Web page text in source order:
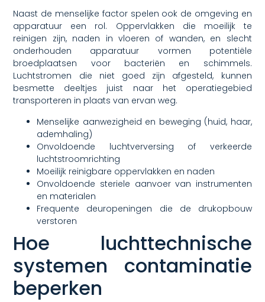
Naast de menselijke factor spelen ook de omgeving en
apparatuur een rol. Oppervlakken die moeilijk te
reinigen zijn, naden in vloeren of wanden, en slecht
onderhouden apparatuur vormen potentiële
broedplaatsen voor bacteriën en schimmels.
Luchtstromen die niet goed zijn afgesteld, kunnen
besmette deeltjes juist naar het operatiegebied
transporteren in plaats van ervan weg.
Menselijke aanwezigheid en beweging (huid, haar,
ademhaling)
Onvoldoende luchtverversing of verkeerde
luchtstroomrichting
Moeilijk reinigbare oppervlakken en naden
Onvoldoende steriele aanvoer van instrumenten
en materialen
Frequente deuropeningen die de drukopbouw
verstoren
Hoe luchttechnische
systemen contaminatie
beperken